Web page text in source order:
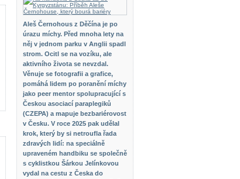
Aleš Černohous z Děčína je po
úrazu míchy. Před mnoha lety na
něj v jednom parku v Anglii spadl
strom. Ocitl se na vozíku, ale
aktivního života se nevzdal.
Věnuje se fotografii a grafice,
pomáhá lidem po poranění míchy
jako peer mentor spolupracující s
Českou asociací paraplegiků
(CZEPA) a mapuje bezbariérovost
v Česku. V roce 2025 pak udělal
krok, který by si netroufla řada
zdravých lidí: na speciálně
upraveném handbiku se společně
s cyklistkou Šárkou Jelínkovou
vydal na cestu z Česka do